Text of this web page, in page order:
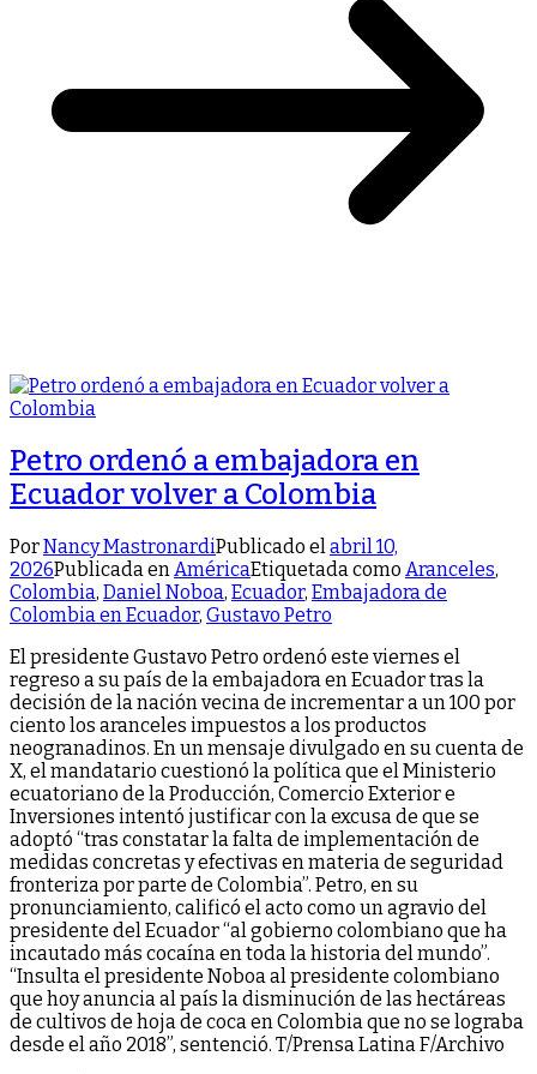
Petro ordenó a embajadora en
Ecuador volver a Colombia
PorNancy MastronardiPublicado elabril 10,
2026Publicada enAméricaEtiquetada como Aranceles,
Colombia, Daniel Noboa, Ecuador, Embajadora de
Colombia en Ecuador, Gustavo Petro
El presidente Gustavo Petro ordenó este viernes el
regreso a su país de la embajadora en Ecuador tras la
decisión de la nación vecina de incrementar a un 100 por
ciento los aranceles impuestos a los productos
neogranadinos. En un mensaje divulgado en su cuenta de
X, el mandatario cuestionó la política que el Ministerio
ecuatoriano de la Producción, Comercio Exterior e
Inversiones intentó justificar con la excusa de que se
adoptó “tras constatar la falta de implementación de
medidas concretas y efectivas en materia de seguridad
fronteriza por parte de Colombia”. Petro, en su
pronunciamiento, calificó el acto como un agravio del
presidente del Ecuador “al gobierno colombiano que ha
incautado más cocaína en toda la historia del mundo”.
“Insulta el presidente Noboa al presidente colombiano
que hoy anuncia al país la disminución de las hectáreas
de cultivos de hoja de coca en Colombia que no se lograba
desde el año 2018”, sentenció. T/Prensa Latina F/Archivo